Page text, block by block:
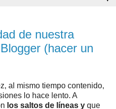
de nuestra
(hacer un
al mismo tiempo contenido,
lo hace lento. A
los saltos de líneas y que